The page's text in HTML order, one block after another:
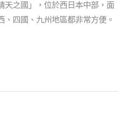
天之國」，位於西日本中部，面
、四國、九州地區都非常方便。